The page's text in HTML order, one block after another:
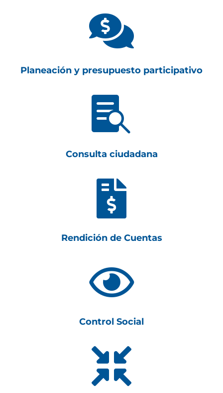

Planeación y presupuesto participativo

Consulta ciudadana

Rendición de Cuentas

Control Social
